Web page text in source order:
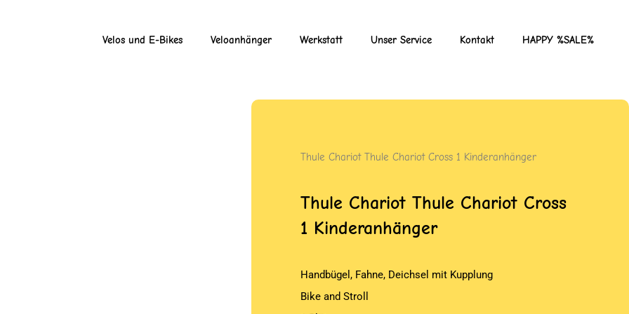
Velos und E-Bikes Veloanhänger Werkstatt Unser Service Kontakt HAPPY %SALE%
Thule Chariot Thule Chariot Cross 1 Kinderanhänger
Thule Chariot Thule Chariot Cross
1 Kinderanhänger
Handbügel, Fahne, Deichsel mit Kupplung
Bike and Stroll